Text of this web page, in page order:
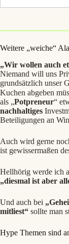
Weitere „weiche“
„Wir wollen auch
Niemand will uns
grundsätzlich unser
Kuchen abgeben
als „Potpreneur“
nachhaltiges
Beteiligungen an
Auch wird gerne
ist gewissermaßen
Hellhörig werde ich
„diesmal ist aber
Und auch bei
mitliest“ sollte man
Hype Themen sind